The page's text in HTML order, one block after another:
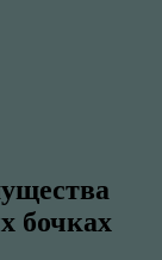
бочках